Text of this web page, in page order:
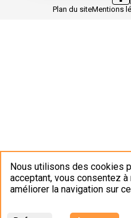
Nous utilisons des cookies
acceptant, vous consentez
améliorer la navigation sur
Plan du siteMentions